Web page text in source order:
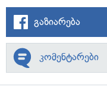
გაზიარება
კომენტარები